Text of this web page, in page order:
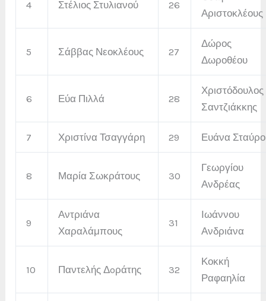
4 Στέλιος Στυλιανού 26
Αριστοκλέους
5 Σάββας Νεοκλέους 27
Δώρος
Δωροθέου
6 Εύα Πιλλά 28
Χριστόδουλος
Σαντζιάκκης
7 Χριστίνα Τσαγγάρη 29 Ευάνα
8 Μαρία Σωκράτους 30
Γεωργίου
Ανδρέας
9
Αντριάνα
Χαραλάμπους
31
Ιωάννου
Ανδριάνα
10 Παντελής Δoράτης 32
Κοκκή
Ραφαηλία